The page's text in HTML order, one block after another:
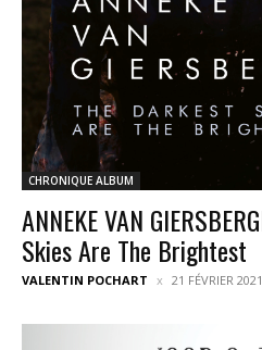
CHRONIQUE ALBUM
ANNEKE VAN
Skies Are The Brightest
VALENTIN POCHART 21 FÉVRIER 2021